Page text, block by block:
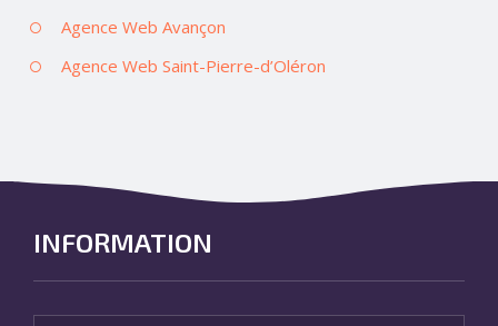
Agence Web Avançon
Agence Web Saint-Pierre-d’Oléron
INFORMATION